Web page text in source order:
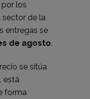
los
sector de la
entregas se
de agosto.
se sitúa
está
forma